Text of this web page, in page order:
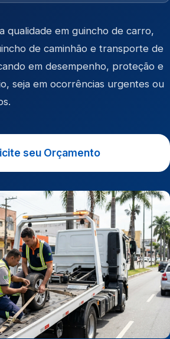
qualidade em guincho de carro,
de caminhão e transporte de
em desempenho, proteção e
seja em ocorrências urgentes ou
seu Orçamento